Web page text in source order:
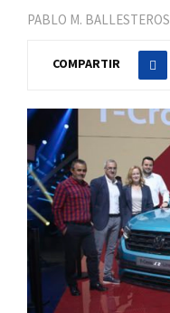
PABLO M. BALLESTEROS
COMPARTIR